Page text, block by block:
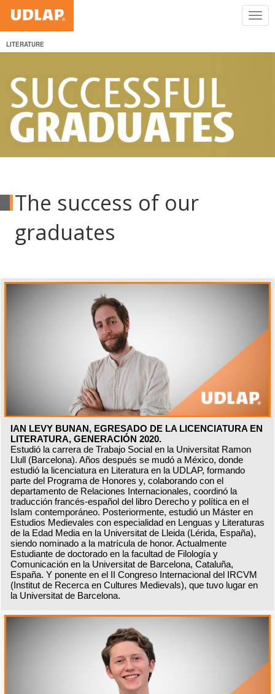
LITERATURE
The success of our
graduates
IAN LEVY BUNAN, EGRESADO DE LA LICENCIATURA EN
LITERATURA, GENERACIÓN 2020.
Estudió la carrera de Trabajo Social en la Universitat Ramon
Llull (Barcelona). Años después se mudó a México, donde
estudió la licenciatura en Literatura en la UDLAP, formando
parte del Programa de Honores y, colaborando con el
departamento de Relaciones Internacionales, coordinó la
traducción francés-español del libro Derecho y política en el
Islam contemporáneo. Posteriormente, estudió un Máster en
Estudios Medievales con especialidad en Lenguas y Literaturas
de la Edad Media en la Universitat de Lleida (Lérida, España),
siendo nominado a la matrícula de honor. Actualmente
Estudiante de doctorado en la facultad de Filología y
Comunicación en la Universitat de Barcelona, Cataluña,
España. Y ponente en el II Congreso Internacional del IRCVM
(Institut de Recerca en Cultures Medievals), que tuvo lugar en
la Universitat de Barcelona.